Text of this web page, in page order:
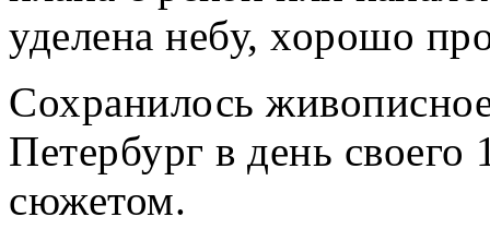
уделена небу, хорошо
Сохранилось
Петербург в день
сюжетом.